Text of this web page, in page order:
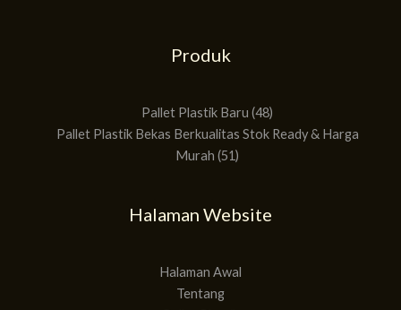
Produk
Pallet Plastik Baru 48
Pallet Plastik Bekas Berkualitas Stok Ready & Harga
Murah 51
Halaman Website
Halaman Awal
Tentang